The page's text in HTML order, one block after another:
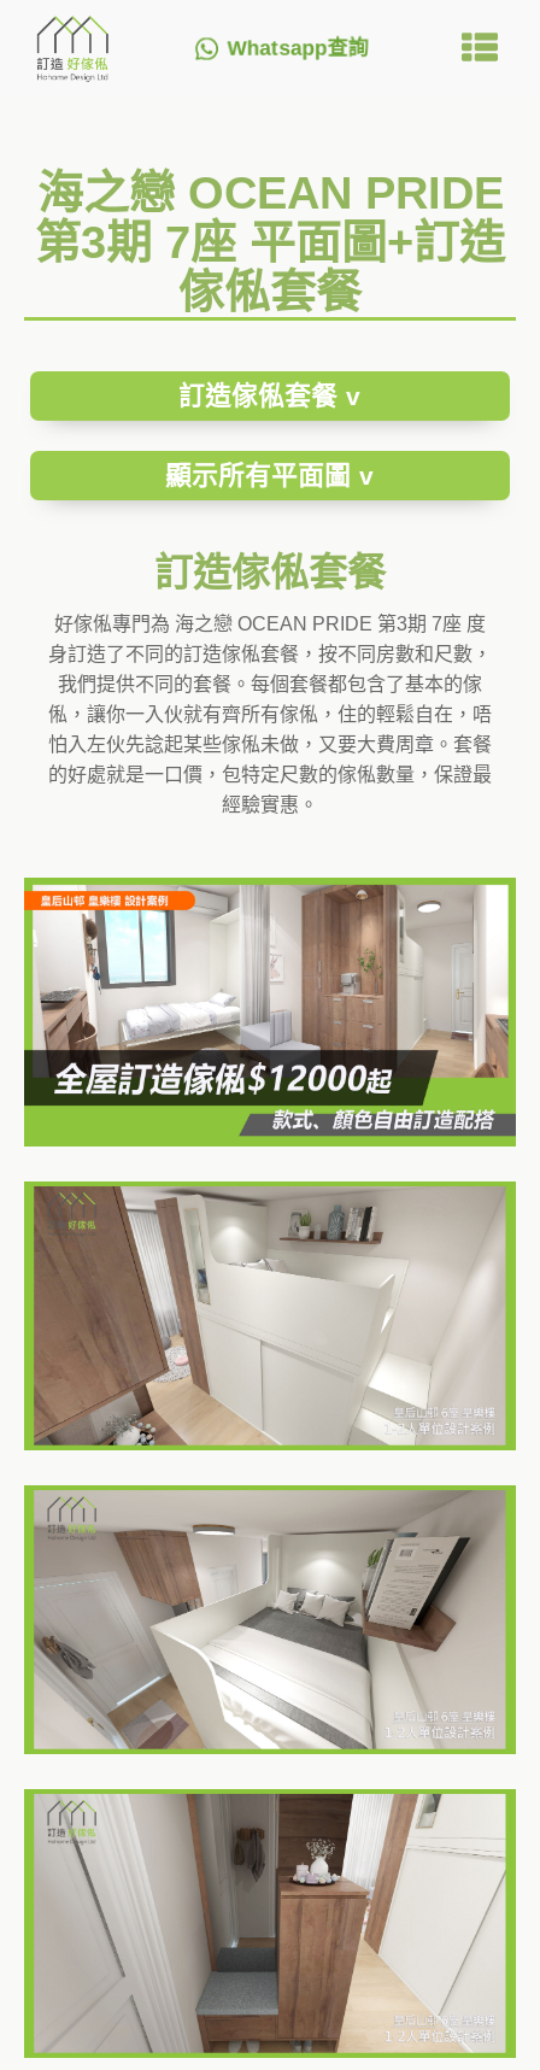
Whatsapp查詢
海之戀 OCEAN PRIDE
第3期 7座 平面圖+訂造
傢俬套餐
訂造傢俬套餐 v
顯示所有平面圖 v
訂造傢俬套餐
好傢俬專門為 海之戀 OCEAN PRIDE 第3期 7座 度
身訂造了不同的訂造傢俬套餐，按不同房數和尺數，
我們提供不同的套餐。每個套餐都包含了基本的傢
俬，讓你一入伙就有齊所有傢俬，住的輕鬆自在，唔
怕入左伙先諗起某些傢俬未做，又要大費周章。套餐
的好處就是一口價，包特定尺數的傢俬數量，保證最
經驗實惠。